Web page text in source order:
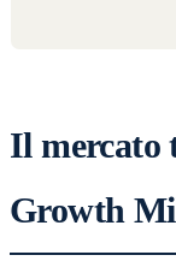
Il mercato
Growth